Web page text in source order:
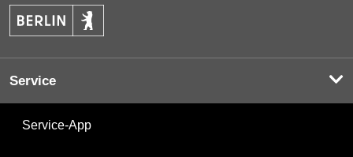
Service
Service-App